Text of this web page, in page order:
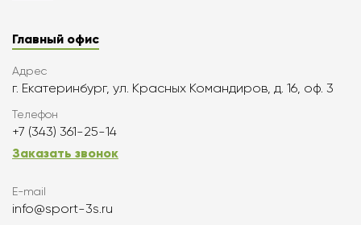
Главный офис
Адрес
г. Екатеринбург, ул. Красных Командиров, д. 16, оф. 3
Телефон
+7 (343) 361-25-14
Заказать звонок
E-mail
info@sport-3s.ru